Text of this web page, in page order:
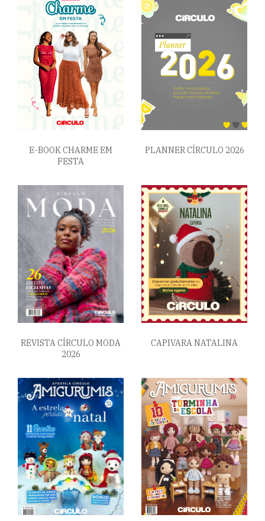
E-BOOK CHARME EM
FESTA
PLANNER CÍRCULO 2026
REVISTA CÍRCULO MODA
2026
CAPIVARA NATALINA